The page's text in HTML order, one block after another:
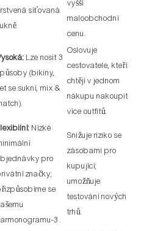
síťovaná
vyšší
maloobchodní
cenu.
Lze nosit 3
(bikiny,
se sukní, mix &
Oslovuje
cestovatele, kteří
chtějí v jednom
nákupu nakoupit
více outfitů.
Nízké
pro
značky;
se
-3 .
Snižuje riziko se
zásobami pro
kupující;
umožňuje
testování nových
trhů.